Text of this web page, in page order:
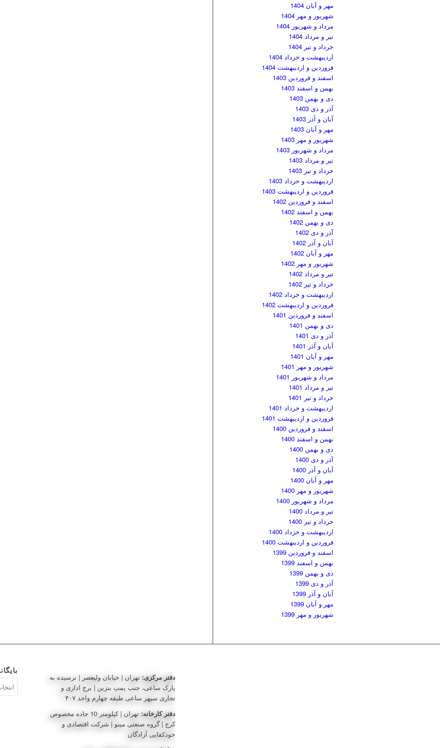
مهر و آبان 1404
شهریور و مهر 1404
مرداد و شهریور 1404
تیر و مرداد 1404
خرداد و تیر 1404
اردیبهشت و خرداد 1404
فروردین و اردیبهشت 1404
اسفند و فروردین 1403
بهمن و اسفند 1403
دی و بهمن 1403
آذر و دی 1403
آبان و آذر 1403
مهر و آبان 1403
شهریور و مهر 1403
مرداد و شهریور 1403
تیر و مرداد 1403
خرداد و تیر 1403
اردیبهشت و خرداد 1403
فروردین و اردیبهشت 1403
اسفند و فروردین 1402
بهمن و اسفند 1402
دی و بهمن 1402
آذر و دی 1402
آبان و آذر 1402
مهر و آبان 1402
شهریور و مهر 1402
تیر و مرداد 1402
خرداد و تیر 1402
اردیبهشت و خرداد 1402
فروردین و اردیبهشت 1402
اسفند و فروردین 1401
دی و بهمن 1401
آذر و دی 1401
آبان و آذر 1401
مهر و آبان 1401
شهریور و مهر 1401
مرداد و شهریور 1401
تیر و مرداد 1401
خرداد و تیر 1401
اردیبهشت و خرداد 1401
فروردین و اردیبهشت 1401
اسفند و فروردین 1400
بهمن و اسفند 1400
دی و بهمن 1400
آذر و دی 1400
آبان و آذر 1400
مهر و آبان 1400
شهریور و مهر 1400
مرداد و شهریور 1400
تیر و مرداد 1400
خرداد و تیر 1400
اردیبهشت و خرداد 1400
فروردین و اردیبهشت 1400
اسفند و فروردین 1399
بهمن و اسفند 1399
دی و بهمن 1399
آذر و دی 1399
آبان و آذر 1399
مهر و آبان 1399
شهریور و مهر 1399
دفتر مرکزی: تهران | خیابان ولیعصر | نرسیده به
پارک ساعی، جنب پمپ بنزین | برج اداری و
تجاری سپهر ساعی طبقه چهارم واحد ۴۰۷
دفتر کارخانه:
تهران | کیلومتر 10 جاده مخصوص
کرج | گروه صنعتی مینو | شرکت اقتصادی و
خودکفایی آزادگان